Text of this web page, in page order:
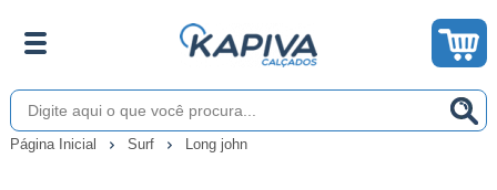
Página Inicial Surf Long john